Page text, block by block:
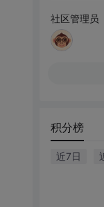
社区管理员
积分榜
近7日